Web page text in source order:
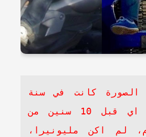
الصورة كانت في سنة
2009 اي قبل 10 سنين من
لم اكن مليونيرا،